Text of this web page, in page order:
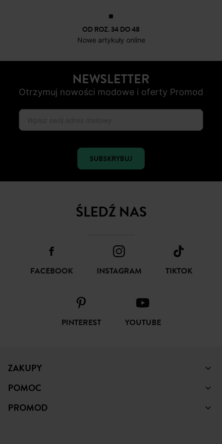
OD ROZ. 34 DO 48
Nowe artykuły online
NEWSLETTER
Otrzymuj nowości modowe i oferty Promod
SUBSKRYBUJ
ŚLEDŹ NAS
FACEBOOK INSTAGRAM TIKTOK
PINTEREST YOUTUBE
ZAKUPY
POMOC
PROMOD